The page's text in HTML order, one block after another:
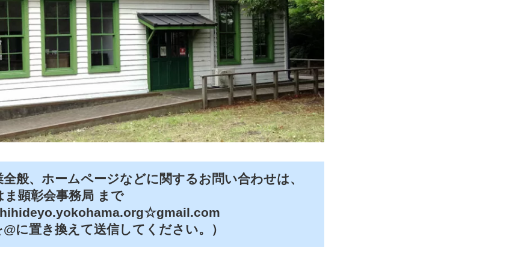
般、ホームページなどに関するお問い合わせは、
顕彰会事務局 まで
換えて送信してください。）